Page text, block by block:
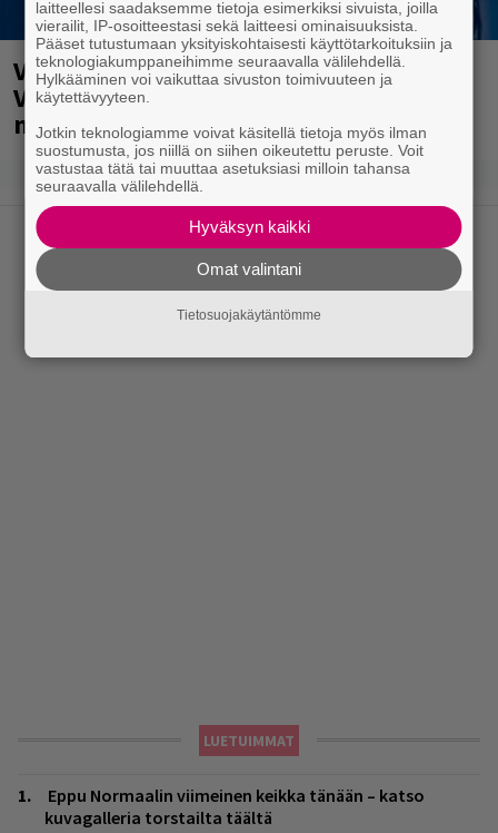
Valtava Yle 100 vuotta -tapahtuma
Veikkaus Arenalla syyskuussa – muista
myös metalliklassikot-konsertti
LUETUIMMAT
Eppu Normaalin viimeinen keikka tänään – katso
kuvagalleria torstailta täältä
laitteellesi saadaksemme tietoja esimerkiksi sivuista, joilla
vierailit, IP-osoitteestasi sekä laitteesi ominaisuuksista.
Pääset tutustumaan yksityiskohtaisesti käyttötarkoituksiin ja
teknologiakumppaneihimme seuraavalla välilehdellä.
Hylkääminen voi vaikuttaa sivuston toimivuuteen ja
käytettävyyteen.
Jotkin teknologiamme voivat käsitellä tietoja myös ilman
suostumusta, jos niillä on siihen oikeutettu peruste. Voit
vastustaa tätä tai muuttaa asetuksiasi milloin tahansa
seuraavalla välilehdellä.
Hyväksyn kaikki
Omat valintani
Tietosuojakäytäntömme